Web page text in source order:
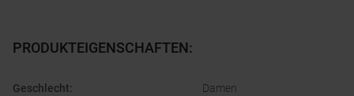
PRODUKTEIGENSCHAFTEN:
Geschlecht: Damen